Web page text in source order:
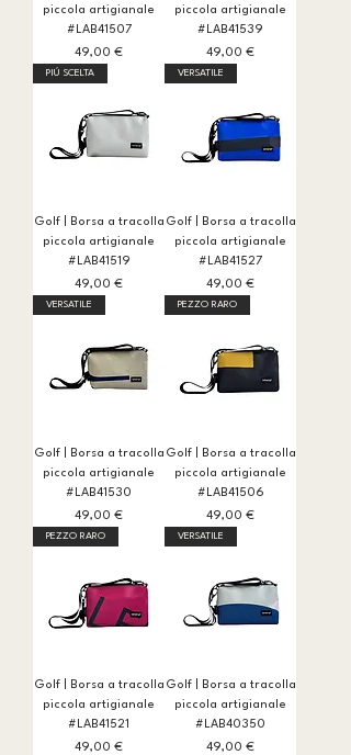
piccola artigianale
#LAB41507
Prezzo
49,00 €
piccola artigianale
#LAB41539
Prezzo
49,00 €
PIÚ SCELTA
Golf | Borsa a tracolla
piccola artigianale
#LAB41519
Prezzo
49,00 €
VERSATILE
Golf | Borsa a tracolla
piccola artigianale
#LAB41527
Prezzo
49,00 €
VERSATILE
Golf | Borsa a tracolla
piccola artigianale
#LAB41530
Prezzo
49,00 €
PEZZO RARO
Golf | Borsa a tracolla
piccola artigianale
#LAB41506
Prezzo
49,00 €
PEZZO RARO
Golf | Borsa a tracolla
piccola artigianale
#LAB41521
Prezzo
49,00 €
VERSATILE
Golf | Borsa a tracolla
piccola artigianale
#LAB40350
Prezzo
49,00 €